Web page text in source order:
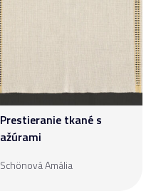
Prestieranie tkané s
ažúrami
Schönová Amália